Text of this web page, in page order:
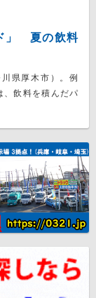
」 夏の飲料
県厚木市）。例
、飲料を積んだパ